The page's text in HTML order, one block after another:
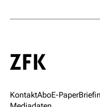
KontaktAboE-Paper